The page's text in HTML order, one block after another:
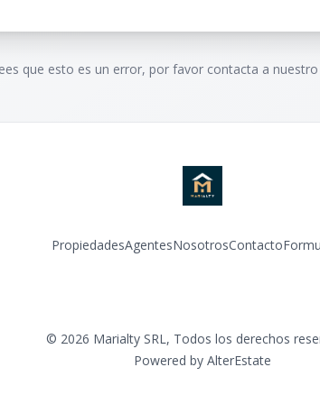
que esto es un error, por favor contacta a
PropiedadesAgentesNosotrosContacto
© 2026 Marialty SRL, Todos los derechos
Powered by AlterEstate